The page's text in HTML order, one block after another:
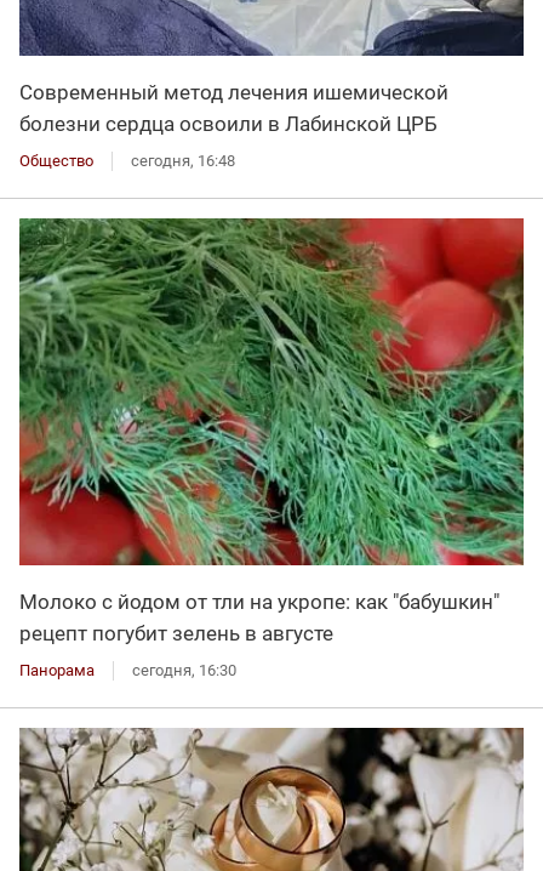
Современный метод лечения ишемической
болезни сердца освоили в Лабинской ЦРБ
Общество сегодня, 16:48
Молоко с йодом от тли на укропе: как "бабушкин"
рецепт погубит зелень в августе
Панорама сегодня, 16:30